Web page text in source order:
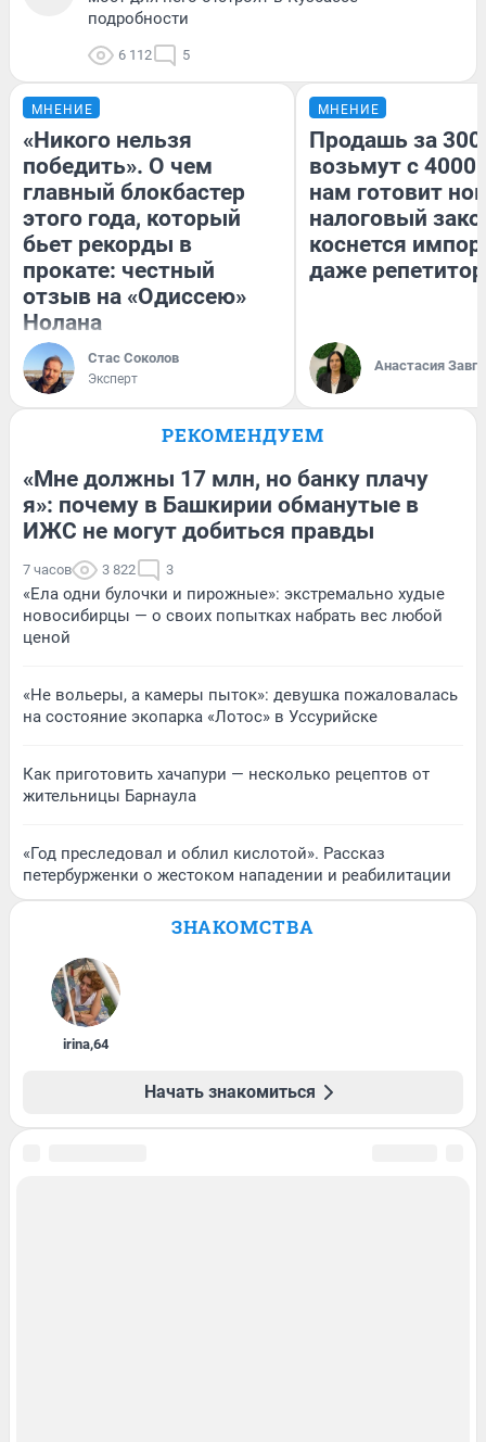
подробности
6 112 5
МНЕНИЕ
«Никого нельзя
победить». О чем
главный блокбастер
этого года, который
бьет рекорды в
прокате: честный
отзыв на «Одиссею»
Нолана
Стас Соколов
Эксперт
МНЕНИЕ
Продашь за
возьмут с
нам готовит
налоговый
коснется
даже
Анастасия
РЕКОМЕНДУЕМ
«Мне должны 17 млн, но банку плачу
я»: почему в Башкирии обманутые в
ИЖС не могут добиться правды
7 часов 3 822 3
«Ела одни булочки и пирожные»: экстремально худые
новосибирцы — о своих попытках набрать вес любой
ценой
«Не вольеры, а камеры пыток»: девушка пожаловалась
на состояние экопарка «Лотос» в Уссурийске
Как приготовить хачапури — несколько рецептов от
жительницы Барнаула
«Год преследовал и облил кислотой». Рассказ
петербурженки о жестоком нападении и реабилитации
ЗНАКОМСТВА
irina,64
Начать знакомиться